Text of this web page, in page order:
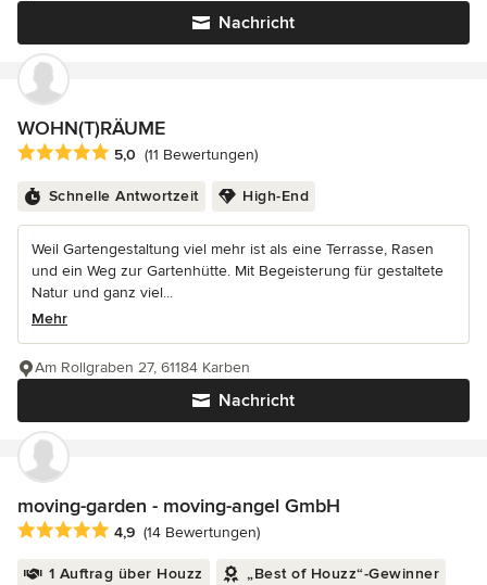
Nachricht
WOHN(T)RÄUME
Durchschnittliche Bewertung: 5 von 5 Sternen
5,0 (11 Bewertungen)
Schnelle Antwortzeit High-End
Weil Gartengestaltung viel mehr ist als eine Terrasse, Rasen
und ein Weg zur Gartenhütte. Mit Begeisterung für gestaltete
Natur und ganz viel...
Mehr
Nachricht
Am Rollgraben 27, 61184 Karben
moving-garden - moving-angel GmbH
Durchschnittliche Bewertung: 4.9 von 5 Sternen
4,9 (14 Bewertungen)
1 Auftrag über Houzz „Best of Houzz“-Gewinner